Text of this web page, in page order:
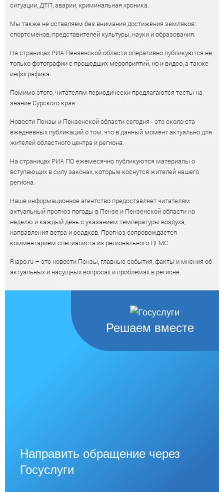
ситуации, ДТП, аварии, криминальная хроника.
Мы также не оставляем без внимания достижения земляков:
спортсменов, представителей культуры, науки и образования.
На страницах РИА Пензенской области оперативно публикуются не
только фотографии с прошедших мероприятий, но и видео, а также
инфографика.
Помимо этого, читателям периодически предлагаются тесты на
знание Сурского края.
Новости Пензы и Пензенской области сегодня - это около ста
ежедневных публикаций о том, что в данный момент актуально для
жителей областного центра и региона.
На страницах РИА ПО ежемесячно публикуются материалы о
вступающих в силу законах, которые коснутся жителей нашего
региона.
Наше информационное агентство предоставляет читателям
актуальный прогноз погоды в Пензе и Пензенской области на
неделю и каждый день с указанием температуры воздуха,
направления ветра и осадков. Прогноз сопровождается
комментарием специалиста из регионального ЦГМС.
Riapo.ru – это новости Пензы, главные события, факты и мнения об
актуальных и насущных вопросах и проблемах в регионе.
Решаем вместе
Направить обращение через
Госуслуги